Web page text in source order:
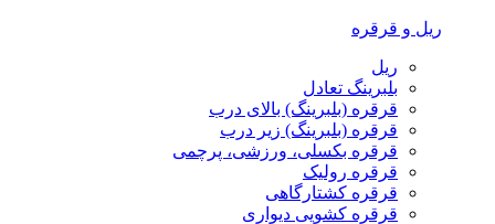
ریل و قرقره
ریل
بلبرینگ تعادل
قرقره (بلبرینگ) بالای درب
قرقره (بلبرینگ) زیر درب
قرقره بکسلی، ورزشی، پرچمی
قرقره رولیک
قرقره کشتارگاهی
قرقره کشویی دیواری